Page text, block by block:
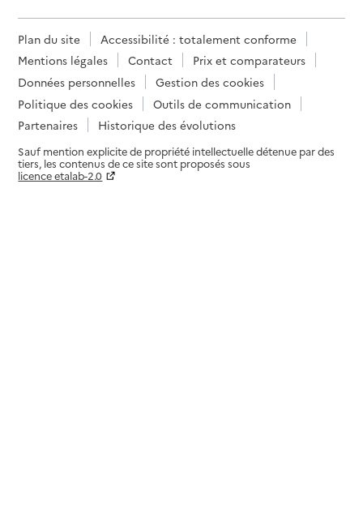
Plan du site
Accessibilité : totalement conforme
Mentions légales
Contact
Prix et comparateurs
Données personnelles
Gestion des cookies
Politique des cookies
Outils de communication
Partenaires
Historique des évolutions
Sauf mention explicite de propriété intellectuelle détenue par des
tiers, les contenus de ce site sont proposés sous
licence etalab-2.0